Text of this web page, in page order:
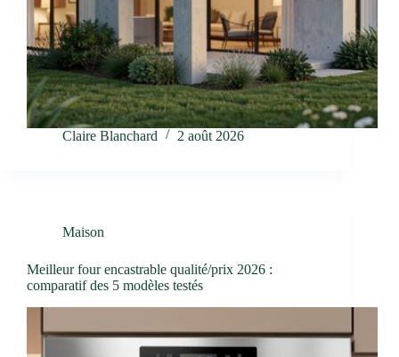
Claire Blanchard 2 août 2026
Maison
Meilleur four encastrable qualité/prix 2026 :
comparatif des 5 modèles testés